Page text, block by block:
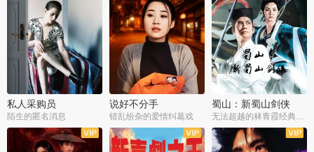
私人采购员
陌生的匿名消息
说好不分手
错乱纷杂的爱情纠葛戏
蜀山：新蜀山剑侠
无法超越的林青霞经典角色